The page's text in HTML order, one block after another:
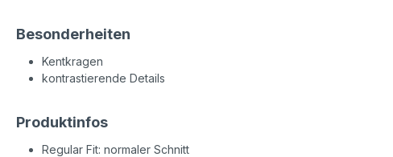
Besonderheiten
Kentkragen
kontrastierende Details
Produktinfos
Regular Fit: normaler Schnitt